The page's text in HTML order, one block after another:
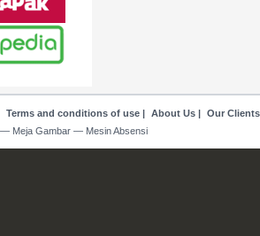
Terms and conditions of use| About Us| Our Clients
— Meja Gambar — Mesin Absensi